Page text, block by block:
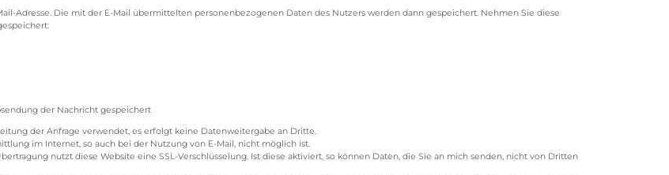
Adresse. Die mit der E-Mail übermittelten personenbezogenen Daten des Nutzers werden dann gespeichert. Nehmen Sie diese
der Nachricht gespeichert
der Anfrage verwendet, es erfolgt keine Datenweitergabe an Dritte.
im Internet, so auch bei der Nutzung von E-Mail, nicht möglich ist.
nutzt diese Website eine SSL-Verschlüsselung. Ist diese aktiviert, so können Daten, die Sie an mich senden, nicht von Dritten